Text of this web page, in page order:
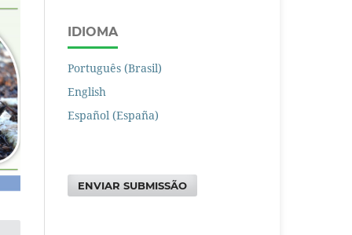
IDIOMA
Português (Brasil)
English
Español (España)
ENVIAR SUBMISSÃO